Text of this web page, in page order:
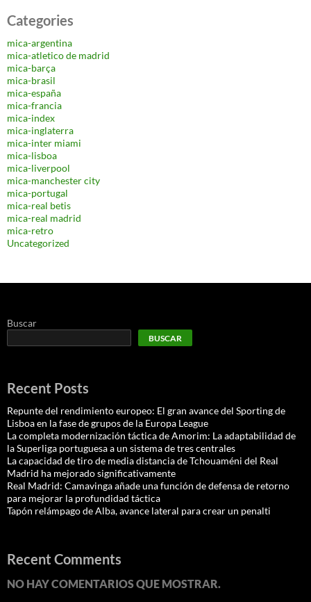
Categories
mica-argentina
mica-atletico de madrid
mica-barça
mica-brasil
mica-españa
mica-francia
mica-index
mica-inglaterra
mica-inter miami
mica-lisboa
mica-liverpool
mica-manchester city
mica-portugal
mica-real betis
mica-real madrid
mica-retro
Uncategorized
Buscar
BUSCAR
Recent Posts
Repunte del rendimiento europeo: El gran avance del Sporting de
Lisboa en la fase de grupos de la Europa League
La completa modernización táctica de Amorim: La adaptabilidad de
la Superliga portuguesa a un sistema de tres centrales
La capacidad de tiro de media distancia de Tchouaméni del Real
Madrid ha mejorado significativamente
Real Madrid: Camavinga añade una función de defensa de retorno
para mejorar la profundidad táctica
Tapón relámpago de Alba, avance lateral para crear un penalti
Recent Comments
NO HAY COMENTARIOS QUE MOSTRAR.